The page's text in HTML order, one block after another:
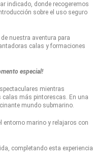
indicado, donde recogeremos
sobre el uso seguro
nuestra aventura para
calas y formaciones
especial!
mientras
más pintorescas. En una
mundo submarino.
entorno marino y relajaros con
completando esta experiencia